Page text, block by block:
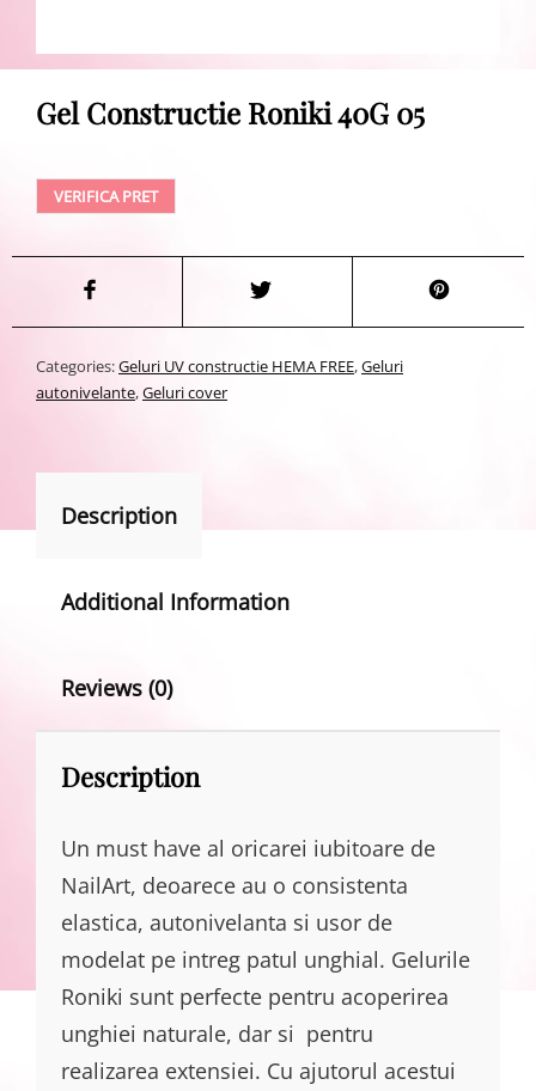
Gel Constructie Roniki 40G 05
VERIFICA PRET
Categories:Geluri UV constructie HEMA FREE,Geluri
autonivelante,Geluri cover
Description
Additional Information
Reviews (0)
Description
Un must have al oricarei iubitoare de
NailArt, deoarece au o consistenta
elastica, autonivelanta si usor de
modelat pe intreg patul unghial. Gelurile
Roniki sunt perfecte pentru acoperirea
unghiei naturale, dar si pentru
realizarea extensiei. Cu ajutorul acestui